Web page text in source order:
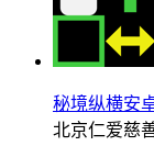
秘境纵横安
北京仁爱慈